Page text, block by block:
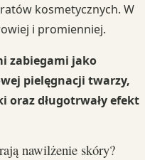
kosmetycznych. W
i promienniej.
zabiegami jako
pielęgnacji twarzy,
oraz długotrwały efekt
nawilżenie skóry?